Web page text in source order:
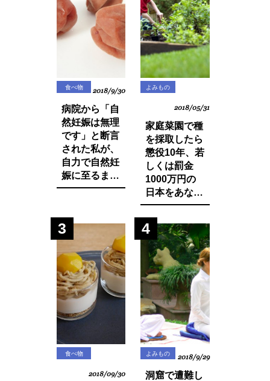
食べ物 2018/9/30
病院から「自
然妊娠は無理
です」と断言
された私が、
自力で自然妊
娠に至るまで
に実践した生
物の改善・身
体の変化につ
いてお話しし
ます。
よみもの
2018/05/31
家庭菜園で種
を採取したら
懲役10年、若
しくは罰金
1000万円の
日本をあなた
は想像できま
すか？今まで
登録品種のみ
禁止されてい
た種採りや脇
芽挿しが原則
禁止の方向
に・・？
3
食べ物
2018/09/30
4
よみもの 2018/9/29
洞窟で遭難し